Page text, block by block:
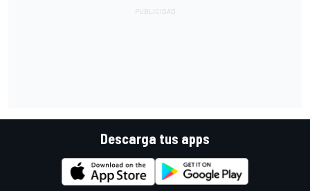
Descarga tus apps